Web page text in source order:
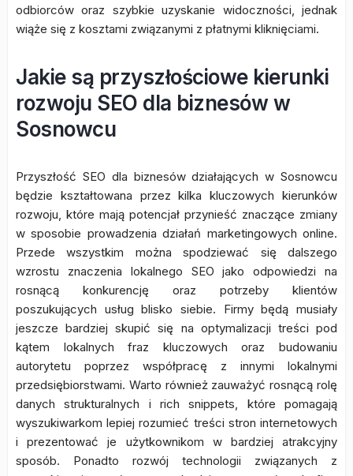
odbiorców oraz szybkie uzyskanie widoczności, jednak
wiąże się z kosztami związanymi z płatnymi kliknięciami.
Jakie są przyszłościowe kierunki
rozwoju SEO dla biznesów w
Sosnowcu
Przyszłość SEO dla biznesów działających w Sosnowcu
będzie kształtowana przez kilka kluczowych kierunków
rozwoju, które mają potencjał przynieść znaczące zmiany
w sposobie prowadzenia działań marketingowych online.
Przede wszystkim można spodziewać się dalszego
wzrostu znaczenia lokalnego SEO jako odpowiedzi na
rosnącą konkurencję oraz potrzeby klientów
poszukujących usług blisko siebie. Firmy będą musiały
jeszcze bardziej skupić się na optymalizacji treści pod
kątem lokalnych fraz kluczowych oraz budowaniu
autorytetu poprzez współpracę z innymi lokalnymi
przedsiębiorstwami. Warto również zauważyć rosnącą rolę
danych strukturalnych i rich snippets, które pomagają
wyszukiwarkom lepiej rozumieć treści stron internetowych
i prezentować je użytkownikom w bardziej atrakcyjny
sposób. Ponadto rozwój technologii związanych z